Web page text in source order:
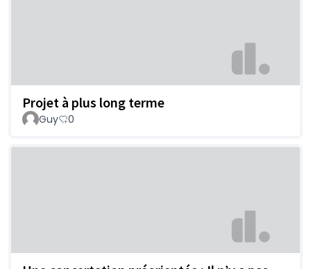
Projet à plus long terme
Guy 0